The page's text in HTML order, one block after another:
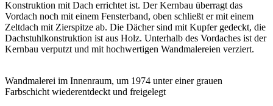
Konstruktion mit Dach errichtet ist. Der Kernbau überragt das
Vordach noch mit einem Fensterband, oben schließt er mit einem
Zeltdach mit Zierspitze ab. Die Dächer sind mit Kupfer gedeckt, die
Dachstuhlkonstruktion ist aus Holz. Unterhalb des Vordaches ist der
Kernbau verputzt und mit hochwertigen Wandmalereien verziert.
Wandmalerei im Innenraum, um 1974 unter einer grauen
Farbschicht wiederentdeckt und freigelegt